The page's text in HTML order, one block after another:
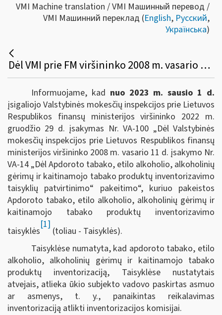
VMI Machine translation / VMI Машинный перевод /
VMI Машинний переклад (English, Русский,
Українська)
Dėl VMI prie FM viršininko 2008 m. vasario 11 d. įsakymo VA-14 pakeitimo
Informuojame, kad nuo 2023 m. sausio 1 d.
įsigaliojo Valstybinės mokesčių inspekcijos prie Lietuvos
Respublikos finansų ministerijos viršininko 2022 m.
gruodžio 29 d. įsakymas Nr. VA-100 „Dėl Valstybinės
mokesčių inspekcijos prie Lietuvos Respublikos finansų
ministerijos viršininko 2008 m. vasario 11 d. įsakymo Nr.
VA-14 „Dėl Apdoroto tabako, etilo alkoholio, alkoholinių
gėrimų ir kaitinamojo tabako produktų inventorizavimo
taisyklių patvirtinimo“ pakeitimo“, kuriuo pakeistos
Apdoroto tabako, etilo alkoholio, alkoholinių gėrimų ir
kaitinamojo tabako produktų inventorizavimo
taisyklės
[1]
(toliau - Taisyklės).
Taisyklėse numatyta, kad apdoroto tabako, etilo
alkoholio, alkoholinių gėrimų ir kaitinamojo tabako
produktų inventorizaciją, Taisyklėse nustatytais
atvejais, atlieka ūkio subjekto vadovo paskirtas asmuo
ar asmenys, t. y., panaikintas reikalavimas
inventorizaciją atlikti inventorizacijos komisijai.